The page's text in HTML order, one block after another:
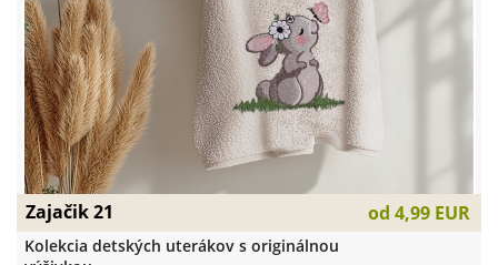
Zajačik 21 od 4,99 EUR
Kolekcia detských uterákov s originálnou